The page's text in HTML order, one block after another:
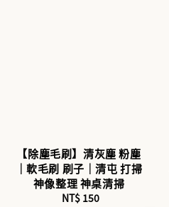
【除塵毛刷】清灰塵 粉塵
｜軟毛刷 刷子｜清屯 打掃
神像整理 神桌清掃
Regular
NT$ 150